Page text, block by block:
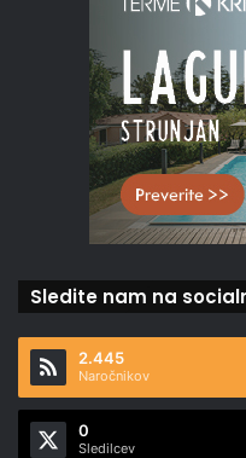
Sledite nam na
2.445
Naročnikov
0
Sledilcev